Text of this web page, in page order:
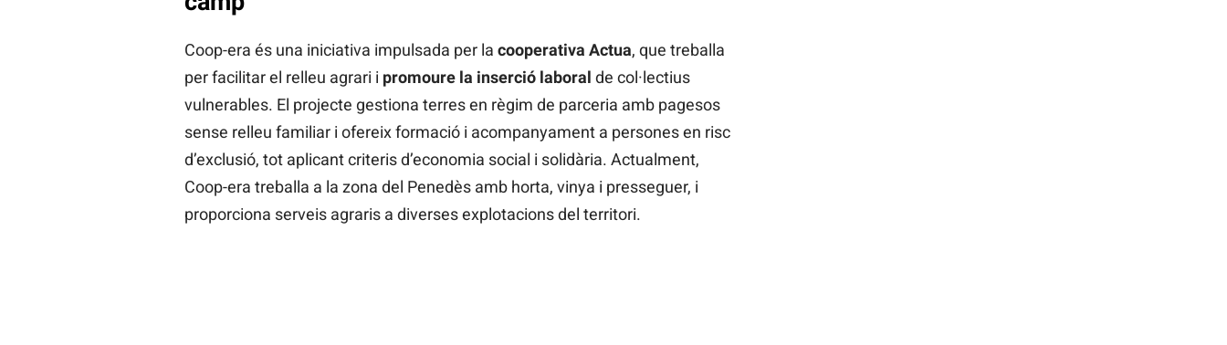
Coop-era és una iniciativa impulsada per la cooperativa Actua, que treballa
per facilitar el relleu agrari i promoure la inserció laboral de col·lectius
vulnerables. El projecte gestiona terres en règim de parceria amb pagesos
sense relleu familiar i ofereix formació i acompanyament a persones en risc
d’exclusió, tot aplicant criteris d’economia social i solidària. Actualment,
Coop-era treballa a la zona del Penedès amb horta, vinya i presseguer, i
proporciona serveis agraris a diverses explotacions del territori.